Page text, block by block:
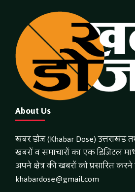
About Us
खबर डोज (Khabar Dose) उत्तराखंड
खबरों व समाचारों का एक डिजिटल
अपने क्षेत्र की खबरों को प्रसारित
khabardose@gmail.com